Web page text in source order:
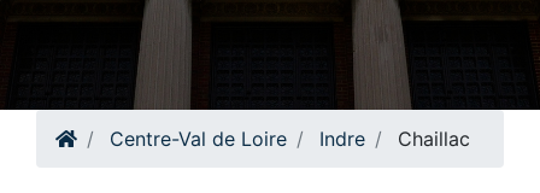
Centre-Val de Loire Indre Chaillac